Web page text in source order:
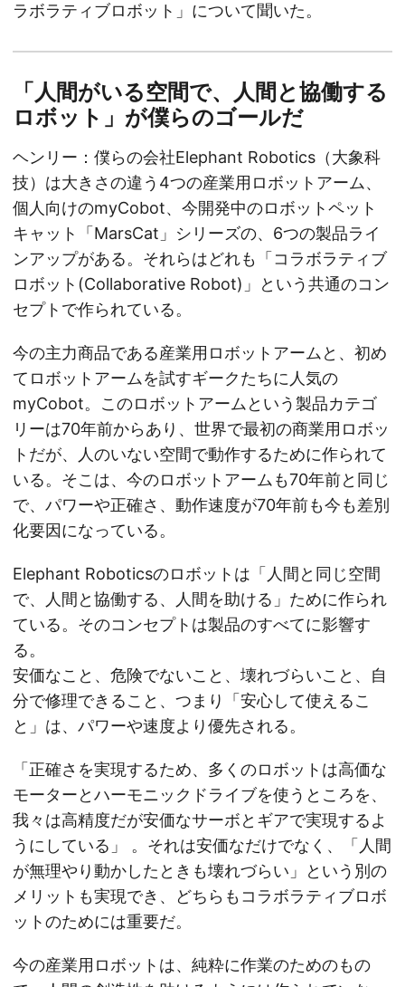
ラボラティブロボット」について聞いた。
「人間がいる空間で、人間と協働する
ロボット」が僕らのゴールだ
ヘンリー：僕らの会社Elephant Robotics（大象科
技）は大きさの違う4つの産業用ロボットアーム、
個人向けのmyCobot、今開発中のロボットペット
キャット「MarsCat」シリーズの、6つの製品ライ
ンアップがある。それらはどれも「コラボラティブ
ロボット(Collaborative Robot)」という共通のコン
セプトで作られている。
今の主力商品である産業用ロボットアームと、初め
てロボットアームを試すギークたちに人気の
myCobot。このロボットアームという製品カテゴ
リーは70年前からあり、世界で最初の商業用ロボッ
トだが、人のいない空間で動作するために作られて
いる。そこは、今のロボットアームも70年前と同じ
で、パワーや正確さ、動作速度が70年前も今も差別
化要因になっている。
Elephant Roboticsのロボットは「人間と同じ空間
で、人間と協働する、人間を助ける」ために作られ
ている。そのコンセプトは製品のすべてに影響す
る。
安価なこと、危険でないこと、壊れづらいこと、自
分で修理できること、つまり「安心して使えるこ
と」は、パワーや速度より優先される。
「正確さを実現するため、多くのロボットは高価な
モーターとハーモニックドライブを使うところを、
我々は高精度だが安価なサーボとギアで実現するよ
うにしている」 。それは安価なだけでなく、「人間
が無理やり動かしたときも壊れづらい」という別の
メリットも実現でき、どちらもコラボラティブロボ
ットのためには重要だ。
今の産業用ロボットは、純粋に作業のためのもの